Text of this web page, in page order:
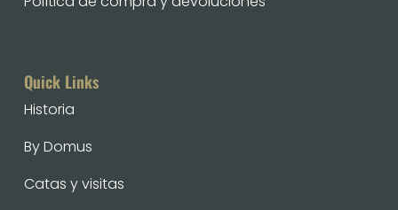
Quick Links
Historia
By Domus
Catas y visitas